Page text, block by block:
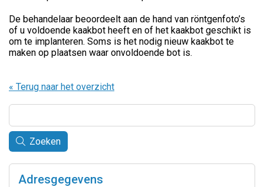
De behandelaar beoordeelt aan de hand van röntgenfoto’s
of u voldoende kaakbot heeft en of het kaakbot geschikt is
om te implanteren. Soms is het nodig nieuw kaakbot te
maken op plaatsen waar onvoldoende bot is.
« Terug naar het overzicht
Zoeken
Adresgegevens